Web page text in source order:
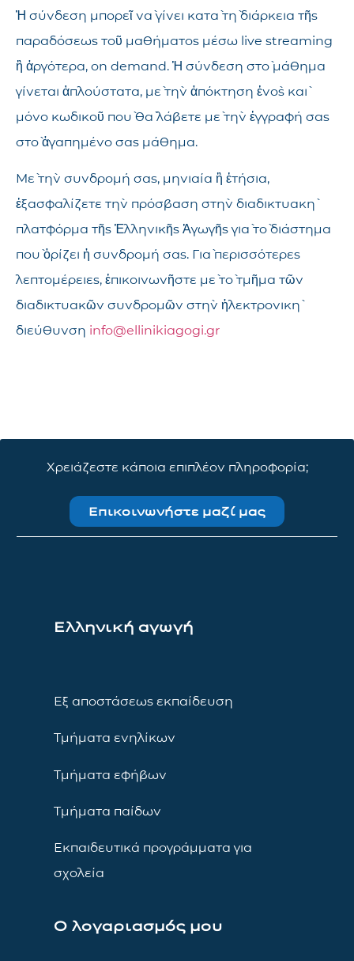
Ἡ σύνδεση μπορεῖ νὰ γίνει κατὰ τὴ διάρκεια τῆς
παραδόσεως τοῦ μαθήματος μέσω live streaming
ἢ ἀργότερα, on demand. Ἡ σύνδεση στὸ μάθημα
γίνεται ἁπλούστατα, μὲ τὴν ἀπόκτηση ἑνὸς καὶ
μόνο κωδικοῦ ποὺ θὰ λάβετε μὲ τὴν ἐγγραφή σας
στὸ ἀγαπημένο σας μάθημα.
Μὲ τὴν συνδρομή σας, μηνιαία ἢ ἐτήσια,
ἐξασφαλίζετε τὴν πρόσβαση στὴν διαδικτυακὴ
πλατφόρμα τῆς Ἑλληνικῆς Ἀγωγῆς γιὰ τὸ διάστημα
ποὺ ὁρίζει ἡ συνδρομή σας. Γιὰ περισσότερες
λεπτομέρειες, ἐπικοινωνῆστε μὲ τὸ τμῆμα τῶν
διαδικτυακῶν συνδρομῶν στὴν ἠλεκτρονικὴ
διεύθυνση info@ellinikiagogi.gr
Χρειάζεστε κάποια επιπλέον πληροφορία;
Επικοινωνήστε μαζί μας
Ελληνική αγωγή
Εξ αποστάσεως εκπαίδευση
Τμήματα ενηλίκων
Τμήματα εφήβων
Τμήματα παίδων
Εκπαιδευτικά προγράμματα για
σχολεία
Ο λογαριασμός μου